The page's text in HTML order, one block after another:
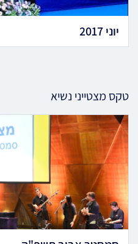
יוני 2017
טקס מצטייני נשיא